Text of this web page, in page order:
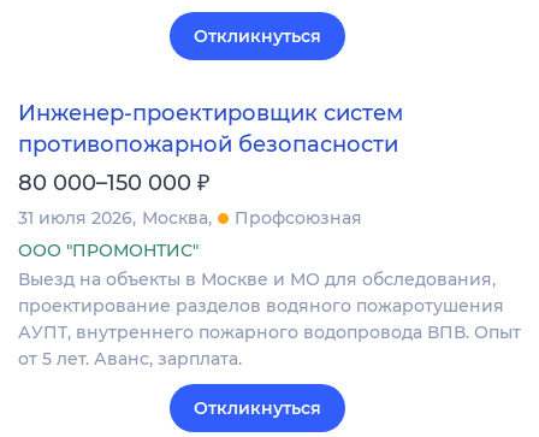
Откликнуться
Инженер-проектировщик систем
противопожарной безопасности
80 000–150 000 ₽
31 июля 2026 Москва
Профсоюзная
ООО "ПРОМОНТИС"
Выезд на объекты в Москве и МО для обследования,
проектирование разделов водяного пожаротушения
АУПТ, внутреннего пожарного водопровода ВПВ. Опыт
от 5 лет. Аванс, зарплата.
Откликнуться